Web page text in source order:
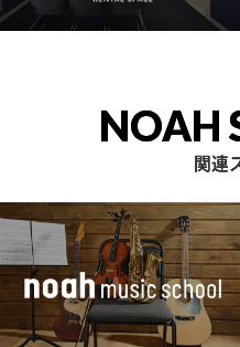
NOAH
関連